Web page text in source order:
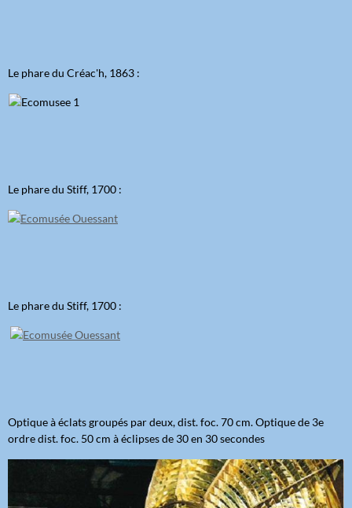
Le phare du Créac'h, 1863 :
Le phare du Stiff, 1700 :
Le phare du Stiff, 1700 :
Optique à éclats groupés par deux, dist. foc. 70 cm. Optique de 3e
ordre dist. foc. 50 cm à éclipses de 30 en 30 secondes